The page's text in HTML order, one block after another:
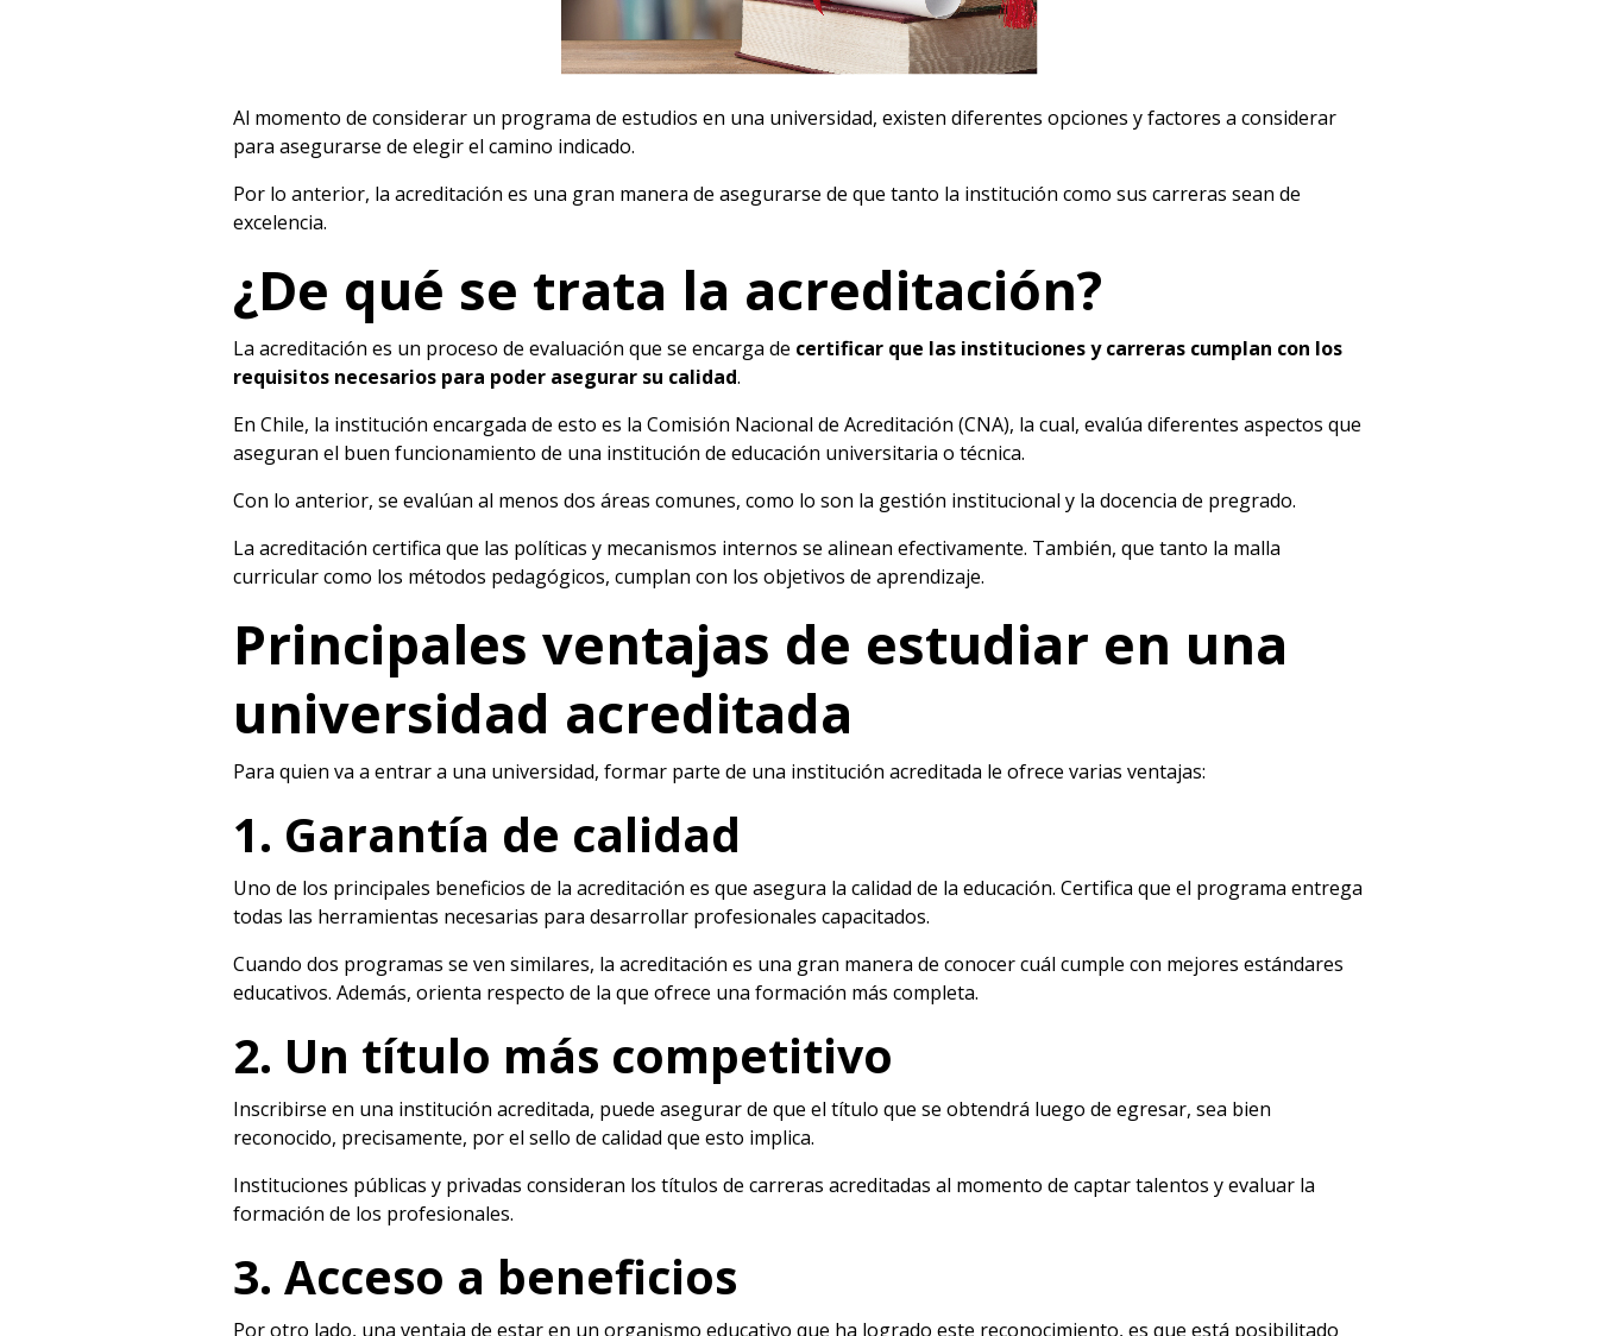
Al momento de considerar un programa de estudios en una universidad, existen diferentes opciones y factores a considerar
para asegurarse de elegir el camino indicado.
Por lo anterior, la acreditación es una gran manera de asegurarse de que tanto la institución como sus carreras sean de
excelencia.
¿De qué se trata la acreditación?
La acreditación es un proceso de evaluación que se encarga de certificar que las instituciones y carreras cumplan con los
requisitos necesarios para poder asegurar su calidad.
En Chile, la institución encargada de esto es la Comisión Nacional de Acreditación (CNA), la cual, evalúa diferentes aspectos que
aseguran el buen funcionamiento de una institución de educación universitaria o técnica.
Con lo anterior, se evalúan al menos dos áreas comunes, como lo son la gestión institucional y la docencia de pregrado.
La acreditación certifica que las políticas y mecanismos internos se alinean efectivamente. También, que tanto la malla
curricular como los métodos pedagógicos, cumplan con los objetivos de aprendizaje.
Principales ventajas de estudiar en una
universidad acreditada
Para quien va a entrar a una universidad, formar parte de una institución acreditada le ofrece varias ventajas:
1. Garantía de calidad
Uno de los principales beneficios de la acreditación es que asegura la calidad de la educación. Certifica que el programa entrega
todas las herramientas necesarias para desarrollar profesionales capacitados.
Cuando dos programas se ven similares, la acreditación es una gran manera de conocer cuál cumple con mejores estándares
educativos. Además, orienta respecto de la que ofrece una formación más completa.
2. Un título más competitivo
Inscribirse en una institución acreditada, puede asegurar de que el título que se obtendrá luego de egresar, sea bien
reconocido, precisamente, por el sello de calidad que esto implica.
Instituciones públicas y privadas consideran los títulos de carreras acreditadas al momento de captar talentos y evaluar la
formación de los profesionales.
3. Acceso a beneficios
Por otro lado, una ventaja de estar en un organismo educativo que ha logrado este reconocimiento, es que está posibilitado